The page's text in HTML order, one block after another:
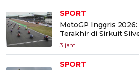
SPORT
MotoGP Inggris 2026:
Terakhir di Sirkuit
3 jam
SPORT